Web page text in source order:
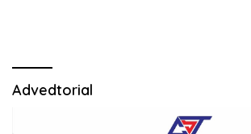
Advedtorial